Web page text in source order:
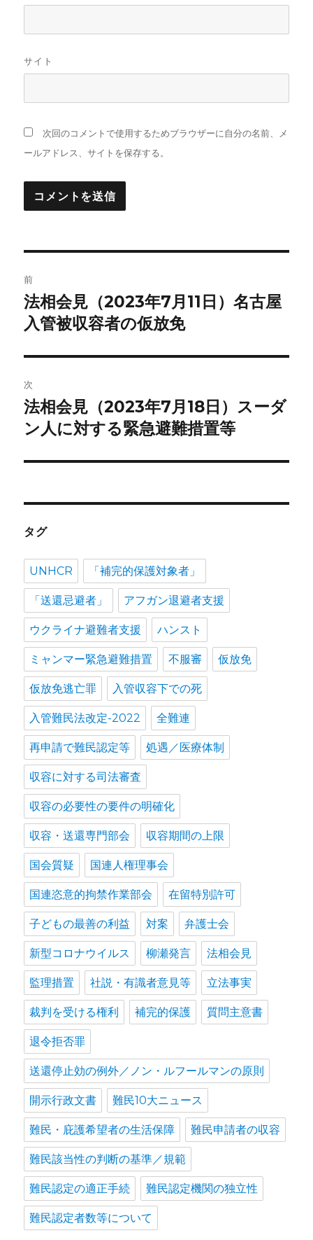
サイト
次回のコメントで使用するためブラウザーに自分の名前、メ
ールアドレス、サイトを保存する。
稿
ナ
ビ
ゲ
ー
ン
前
前
の
稿:
法相会見（2023年7月11日）名古屋
入管被収容者の仮放免
次
次
の
稿:
法相会見（2023年7月18日）スーダ
ン人に対する緊急避難措置等
タグ
UNHCR 「補完的保護対象者」
「送還忌避者」 アフガン退避者支援
ウクライナ避難者支援 ハンスト
ミャンマー緊急避難措置 不服審 仮放免
仮放免逃亡罪 入管収容下での死
入管難民法改定-2022 全難連
再申請で難民認定等 処遇／医療体制
収容に対する司法審査
収容の必要性の要件の明確化
収容・送還専門部会 収容期間の上限
国会質疑 国連人権理事会
国連恣意的拘禁作業部会 在留特別許可
子どもの最善の利益 対案 弁護士会
新型コロナウイルス 柳瀬発言 法相会見
監理措置 社説・有識者意見等 立法事実
裁判を受ける権利 補完的保護 質問主意書
退令拒否罪
送還停止効の例外／ノン・ルフールマンの原則
開示行政文書 難民10大ニュース
難民・庇護希望者の生活保障 難民申請者の収容
難民該当性の判断の基準／規範
難民認定の適正手続 難民認定機関の独立性
難民認定者数等について